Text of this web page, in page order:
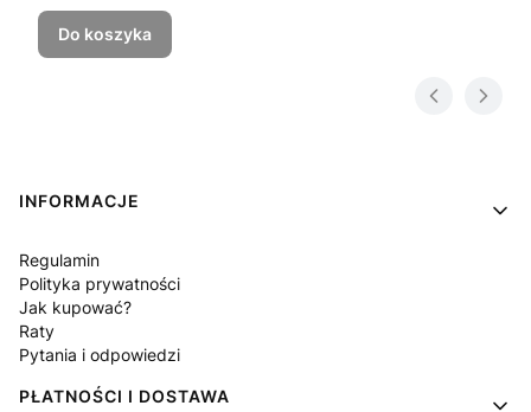
Do koszyka
Linki w stopce
INFORMACJE
Regulamin
Polityka prywatności
Jak kupować?
Raty
Pytania i odpowiedzi
PŁATNOŚCI I DOSTAWA